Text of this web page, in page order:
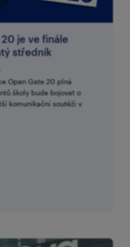
je ve finále
středník
Open Gate 20 plná
školy bude bojovat o
komunikační soutěži v